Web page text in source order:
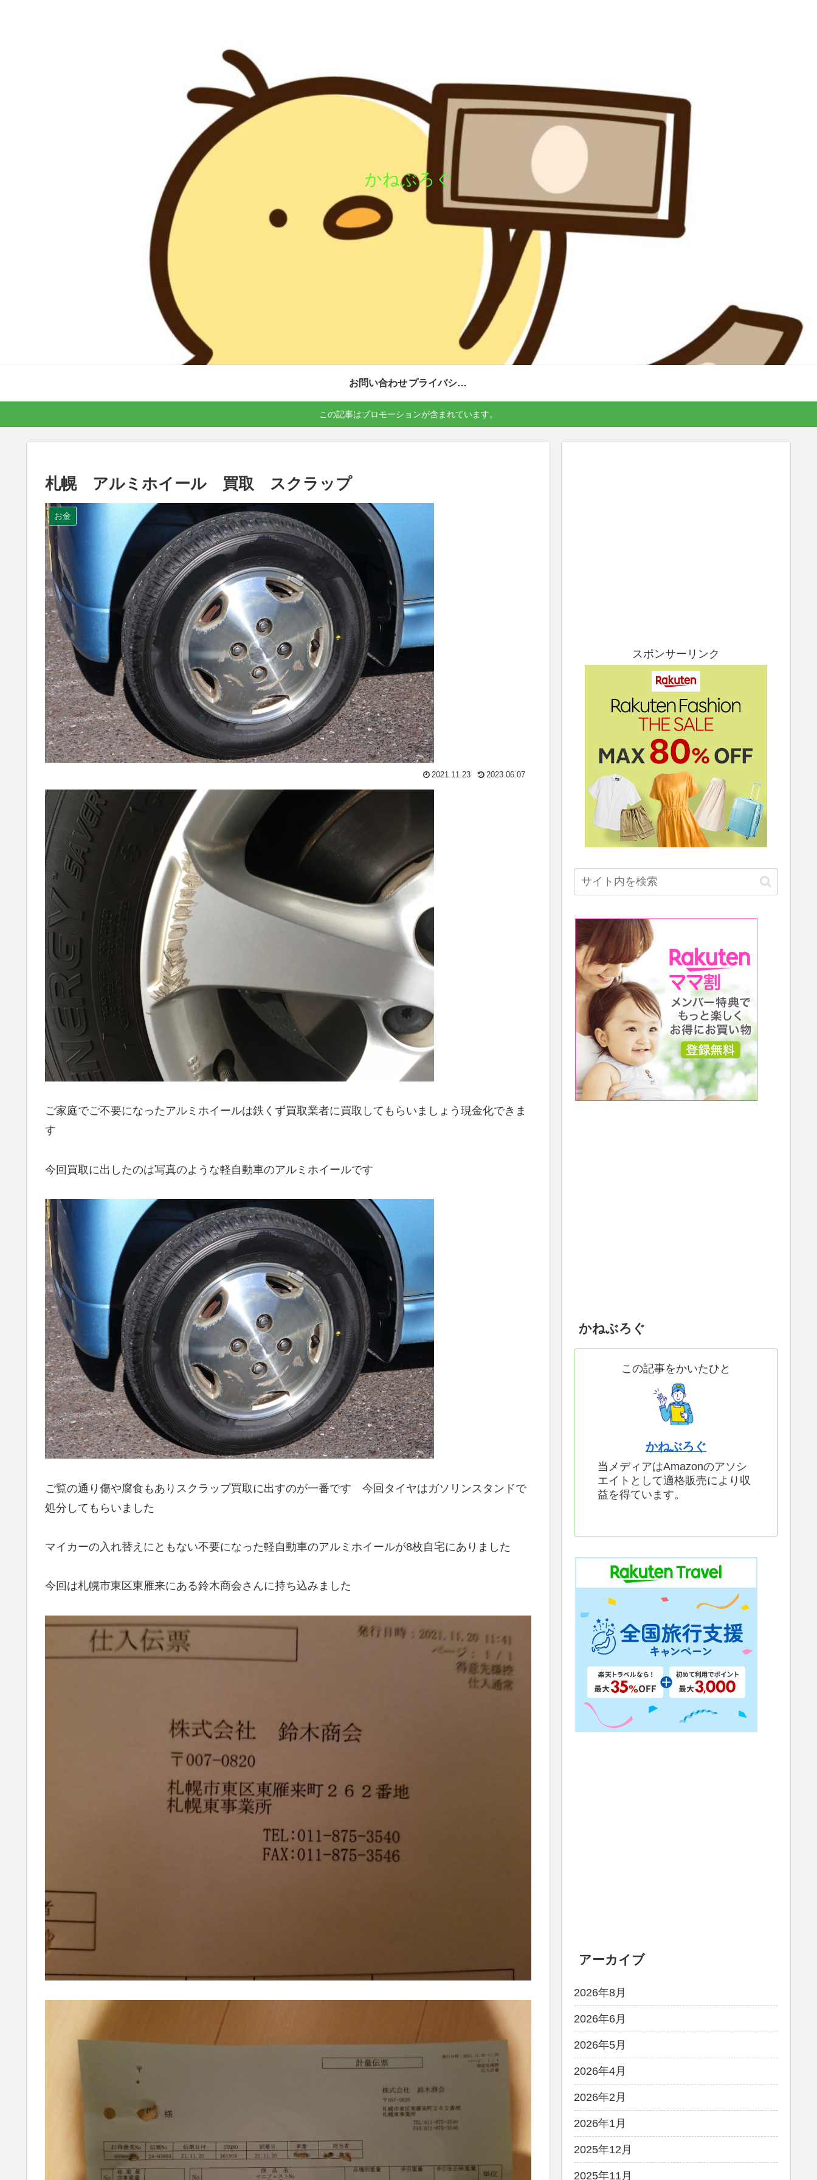
かねぶろぐ
お問い合わせ プライバシーポリシー
この記事はプロモーションが含まれています。
札幌 アルミホイール 買取 スクラップ
お金
2021.11.23 2023.06.07
ご家庭でご不要になったアルミホイールは鉄くず買取業者に買取してもらいましょう現金化できま
す
今回買取に出したのは写真のような軽自動車のアルミホイールです
ご覧の通り傷や腐食もありスクラップ買取に出すのが一番です 今回タイヤはガソリンスタンドで
処分してもらいました
マイカーの入れ替えにともない不要になった軽自動車のアルミホイールが8枚自宅にありました
今回は札幌市東区東雁来にある鈴木商会さんに持ち込みました
スポンサーリンク
かねぶろぐ
この記事をかいたひと
かねぶろぐ
当メディアはAmazonのアソシ
エイトとして適格販売により収
益を得ています。
アーカイブ
2026年8月
2026年6月
2026年5月
2026年4月
2026年2月
2026年1月
2025年12月
2025年11月